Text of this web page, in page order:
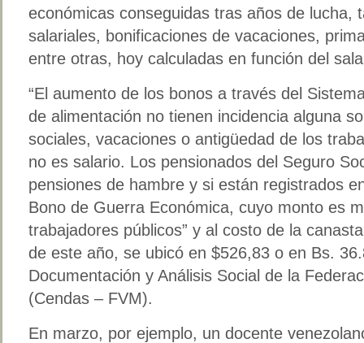
económicas conseguidas tras años de lucha,
salariales, bonificaciones de vacaciones,
entre otras, hoy calculadas en función del
“El aumento de los bonos a través del
de alimentación no tienen incidencia alguna
sociales, vacaciones o antigüedad de los
no es salario. Los pensionados del Seguro
pensiones de hambre y si están registrados
Bono de Guerra Económica, cuyo monto es
trabajadores públicos” y al costo de la
de este año, se ubicó en $526,83 o en Bs.
Documentación y Análisis Social de la
(Cendas – FVM).
En marzo, por ejemplo, un docente